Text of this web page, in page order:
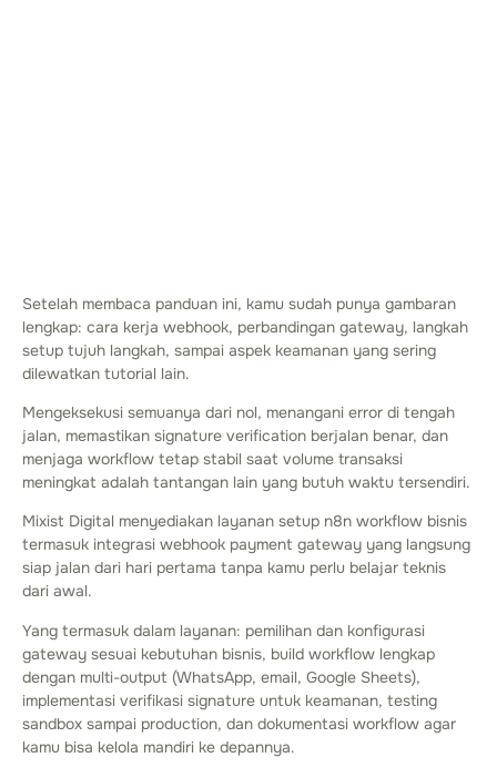
Setelah membaca panduan ini, kamu sudah punya gambaran
lengkap: cara kerja webhook, perbandingan gateway, langkah
setup tujuh langkah, sampai aspek keamanan yang sering
dilewatkan tutorial lain.
Mengeksekusi semuanya dari nol, menangani error di tengah
jalan, memastikan signature verification berjalan benar, dan
menjaga workflow tetap stabil saat volume transaksi
meningkat adalah tantangan lain yang butuh waktu tersendiri.
Mixist Digital menyediakan layanan setup n8n workflow bisnis
termasuk integrasi webhook payment gateway yang langsung
siap jalan dari hari pertama tanpa kamu perlu belajar teknis
dari awal.
Yang termasuk dalam layanan: pemilihan dan konfigurasi
gateway sesuai kebutuhan bisnis, build workflow lengkap
dengan multi-output (WhatsApp, email, Google Sheets),
implementasi verifikasi signature untuk keamanan, testing
sandbox sampai production, dan dokumentasi workflow agar
kamu bisa kelola mandiri ke depannya.